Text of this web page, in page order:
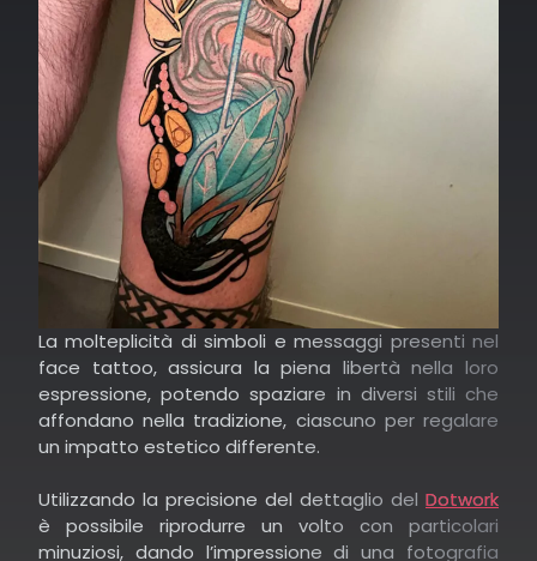
all’universo giapponese della cultura pop,
diventando simboli di forza, crescita e passione
per queste storie.
Personaggi della cultura pop: icone della
musica, del cinema o dei
diventano emblemi di identità culturale e
appartenenza a una generazione o a un
movimento.
La molteplicità di simboli e messaggi presenti nel
face tattoo, assicura la piena libertà nella loro
espressione, potendo spaziare in diversi stili che
affondano nella tradizione, ciascuno per regalare
un impatto estetico differente.
Utilizzando la precisione del dettaglio del Dotwork
è possibile riprodurre un volto con particolari
minuziosi, dando l’impressione di una fotografia